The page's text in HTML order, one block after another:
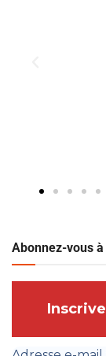
Abonnez-vous